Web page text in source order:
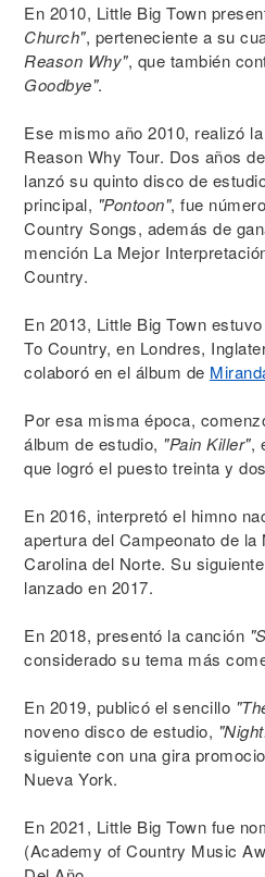
En 2010, Little Big Town
Church", perteneciente a su
Reason Why", que también
Goodbye".
Ese mismo año 2010, realizó
Reason Why Tour. Dos años
lanzó su quinto disco de
principal, "Pontoon", fue
Country Songs, además de
mención La Mejor
Country.
En 2013, Little Big Town
To Country, en Londres,
colaboró en el álbum de
Por esa misma época,
álbum de estudio, "Pain Killer",
que logró el puesto treinta y
En 2016, interpretó el himno
apertura del Campeonato de la
Carolina del Norte. Su
lanzado en 2017.
En 2018, presentó la canción
considerado su tema más
En 2019, publicó el sencillo
noveno disco de estudio,
siguiente con una gira
Nueva York.
En 2021, Little Big Town fue
(Academy of Country Music